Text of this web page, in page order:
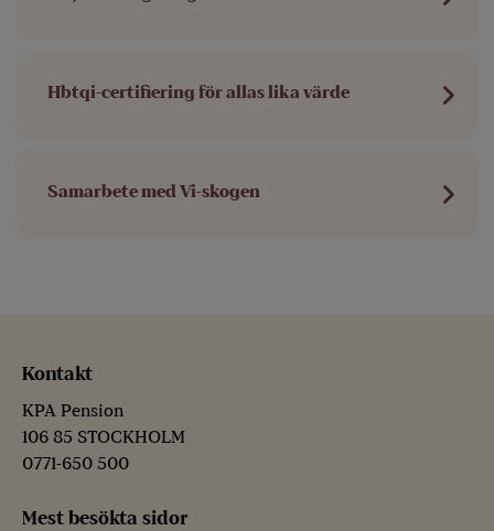
Hbtqi-certifiering för allas lika värde
Samarbete med Vi-skogen
Kontakt
KPA Pension
106 85 STOCKHOLM
0771-650 500
Mest besökta sidor